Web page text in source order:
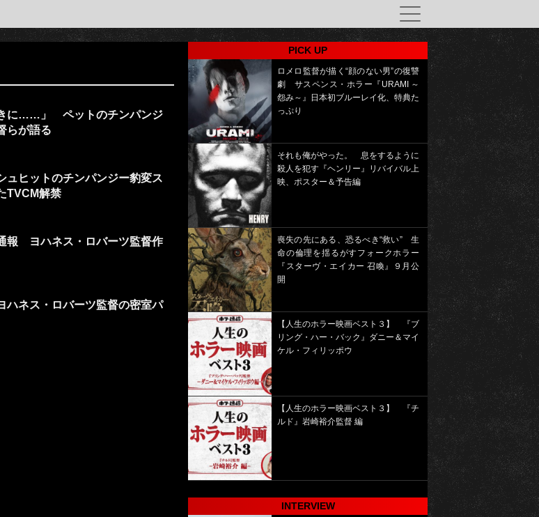
きに……」 ペットのチンパンジ
らが語る
ヒットのチンパンジー豹変ス
TVCM解禁
報 ヨハネス・ロバーツ監督作
ネス・ロバーツ監督の密室パ
PICK UP
ロメロ監督が描く“顔のない男”の復讐
劇 サスペンス・ホラー『URAMI ～
怨み～』日本初ブルーレイ化、特典た
っぷり
それも俺がやった。 息をするように
殺人を犯す『ヘンリー』リバイバル上
映、ポスター＆予告編
喪失の先にある、恐るべき“救い” 生
命の倫理を揺るがすフォークホラー
『スターヴ・エイカー 召喚』９月公
開
【人生のホラー映画ベスト３】 『ブ
リング・ハー・バック』ダニー＆マイ
ケル・フィリッポウ
【人生のホラー映画ベスト３】 『チ
ルド』岩崎裕介監督 編
INTERVIEW